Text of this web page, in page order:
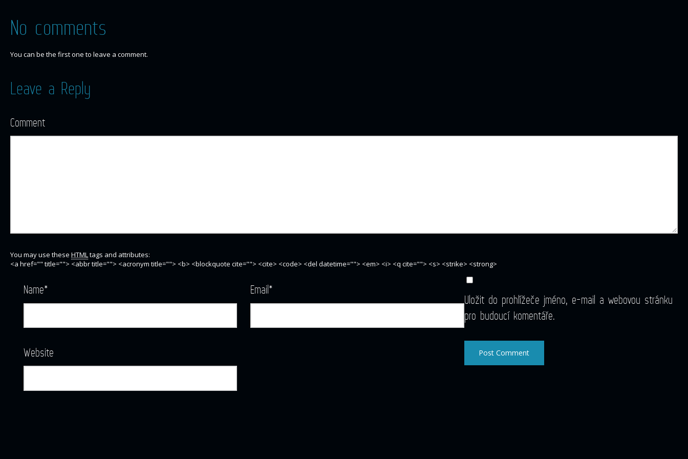
No comments
You can be the first one to leave a comment.
Leave a Reply
Comment
You may use these HTMLtags and attributes:
<a href="" title=""> <abbr title=""> <acronym title=""> <b> <blockquote cite=""> <cite> <code> <del datetime=""> <em> <i> <q cite=""> <s> <strike> <strong>
Name* Email*
Website
Uložit do prohlížeče jméno, e-mail a webovou stránku
pro budoucí komentáře.